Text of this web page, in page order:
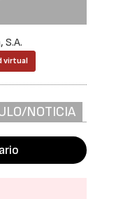
S.A.
virtual
NOTICIA